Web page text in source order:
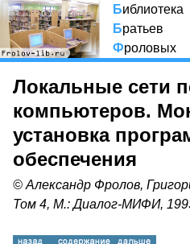
Библиотека
Братьев
Фроловых
Локальные сети
компьютеров.
установка
обеспечения
© Александр Фролов,
Том 4, М.: Диалог-МИФИ,